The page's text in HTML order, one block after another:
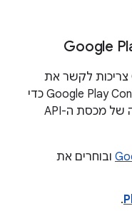
אפליקציות שמופצות ב-Google Play צריכות לקשר את
פרויקט Google Cloud שלהן אל Google Play Console כדי
להפעיל תכונות נוספות ולבקש הגדלה של מכסת ה-API
ובוחרים את
.